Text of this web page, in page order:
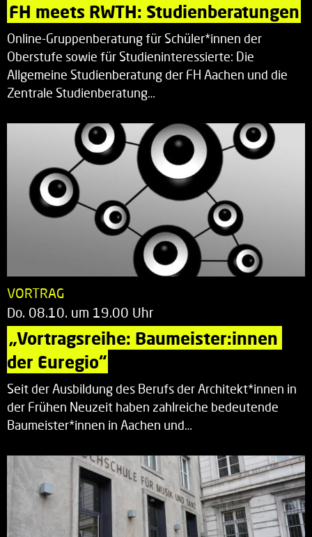
FH meets RWTH: Studienberatungen
Online-Gruppenberatung für Schüler*innen der
Oberstufe sowie für Studieninteressierte: Die
Allgemeine Studienberatung der FH Aachen und die
Zentrale Studienberatung…
VORTRAG
Do. 08.10. um 19.00 Uhr
„Vortragsreihe: Baumeister:innen
der Euregio“
Seit der Ausbildung des Berufs der Architekt*innen in
der Frühen Neuzeit haben zahlreiche bedeutende
Baumeister*innen in Aachen und…